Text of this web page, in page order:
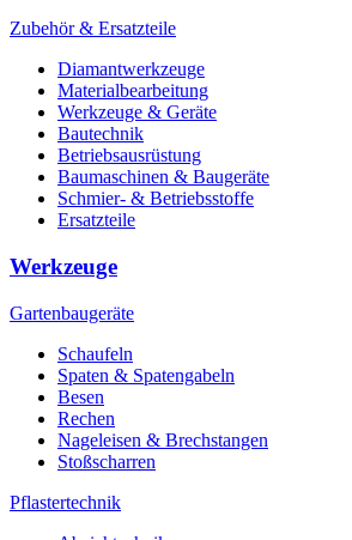
Zubehör & Ersatzteile
Diamantwerkzeuge
Materialbearbeitung
Werkzeuge & Geräte
Bautechnik
Betriebsausrüstung
Baumaschinen & Baugeräte
Schmier- & Betriebsstoffe
Ersatzteile
Werkzeuge
Gartenbaugeräte
Schaufeln
Spaten & Spatengabeln
Besen
Rechen
Nageleisen & Brechstangen
Stoßscharren
Pflastertechnik